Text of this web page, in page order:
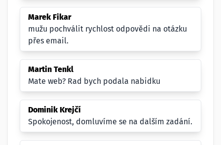
Marek Fikar
mužu pochválit rychlost odpovědi na otázku
přes email.
Martin Tenkl
Mate web? Rad bych podala nabidku
Dominik Krejčí
Spokojenost, domluvíme se na dalším zadání.